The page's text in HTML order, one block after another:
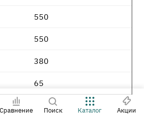
550
550
380
65
Сравнение Поиск Каталог Акции